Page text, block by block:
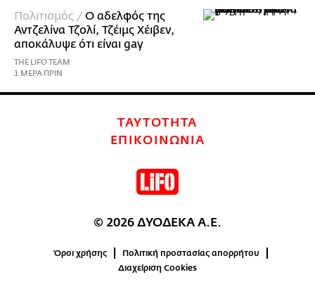
Πολιτισμός /Ο αδελφός της
Αντζελίνα Τζολί, Τζέιμς Χέιβεν,
αποκάλυψε ότι είναι gay
THE LIFO TEAM
1 ΜΕΡΑ ΠΡΙΝ
ΤΑΥΤΟΤΗΤΑ
ΕΠΙΚΟΙΝΩΝΙΑ
© 2026 ΔΥΟΔΕΚΑ Α.Ε.
Όροι χρήσης
Πολιτική προστασίας απορρήτου
Διαχείριση Cookies